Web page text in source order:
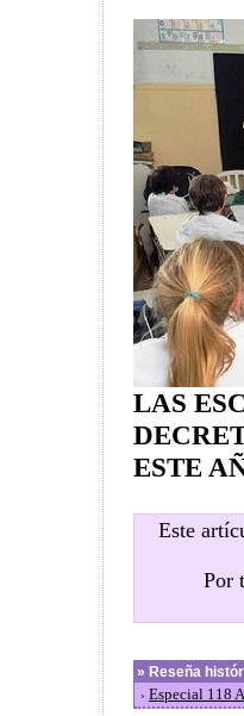
LAS
ESTE
Este
Por
» Reseña
› Especial 118